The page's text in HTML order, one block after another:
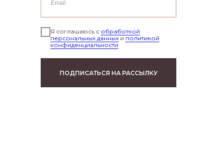
Я соглашаюсь с обработкой
персональных данных и политикой
конфиденциальности
ПОДПИСАТЬСЯ НА РАССЫЛКУ